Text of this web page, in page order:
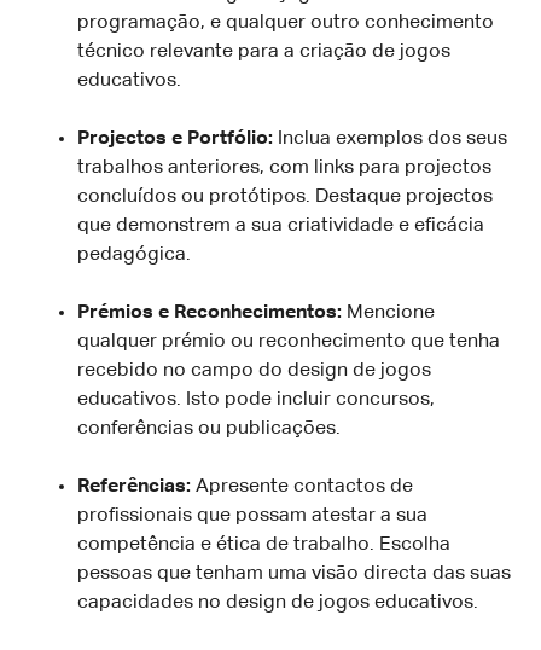
programação, e qualquer outro conhecimento
técnico relevante para a criação de jogos
educativos.
Projectos e Portfólio: Inclua exemplos dos seus
trabalhos anteriores, com links para projectos
concluídos ou protótipos. Destaque projectos
que demonstrem a sua criatividade e eficácia
pedagógica.
Prémios e Reconhecimentos: Mencione
qualquer prémio ou reconhecimento que tenha
recebido no campo do design de jogos
educativos. Isto pode incluir concursos,
conferências ou publicações.
Referências: Apresente contactos de
profissionais que possam atestar a sua
competência e ética de trabalho. Escolha
pessoas que tenham uma visão directa das suas
capacidades no design de jogos educativos.